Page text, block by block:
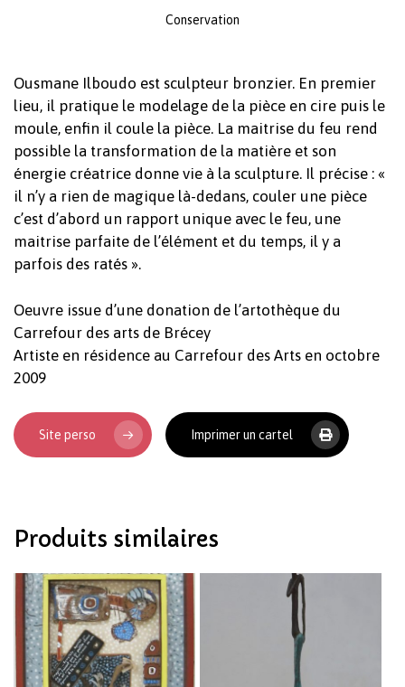
Votre panier est vide.
Revenir à l'Artotek
Conservation
Ousmane Ilboudo est sculpteur bronzier. En premier
lieu, il pratique le modelage de la pièce en cire puis le
moule, enfin il coule la pièce. La maitrise du feu rend
possible la transformation de la matière et son
énergie créatrice donne vie à la sculpture. Il précise : «
il n’y a rien de magique là-dedans, couler une pièce
c’est d’abord un rapport unique avec le feu, une
maitrise parfaite de l’élément et du temps, il y a
parfois des ratés ».
Oeuvre issue d’une donation de l’artothèque du
Carrefour des arts de Brécey
Artiste en résidence au Carrefour des Arts en octobre
2009
Site perso Imprimer un cartel
Produits similaires